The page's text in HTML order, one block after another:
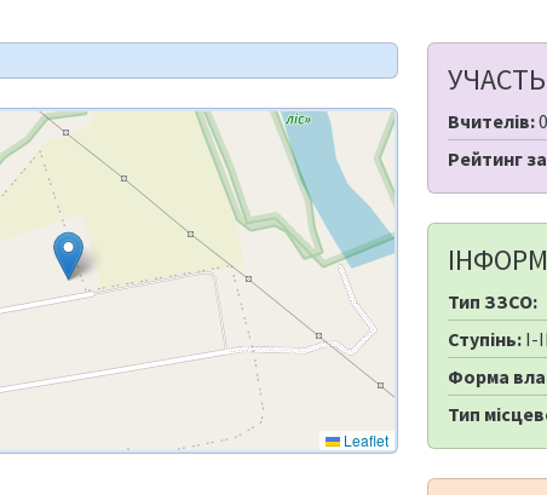
Leaflet
Вчителів:0
Рейтинг
Тип ЗЗСО:
Ступінь: I-II
Форма
Тип